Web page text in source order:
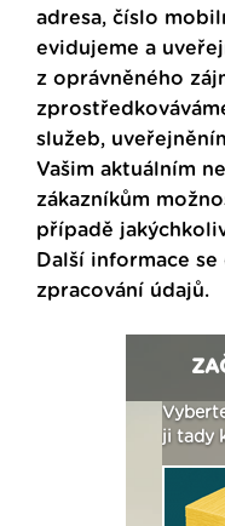
adresa, číslo
evidujeme a
z oprávněného
služeb,
Vašim aktuálním
zákazníkům
případě
Další informace
zpracování údajů.
ji tady